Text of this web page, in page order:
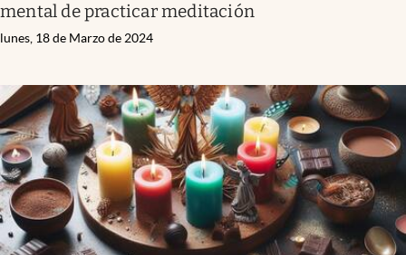
mental de practicar meditación
lunes, 18 de Marzo de 2024